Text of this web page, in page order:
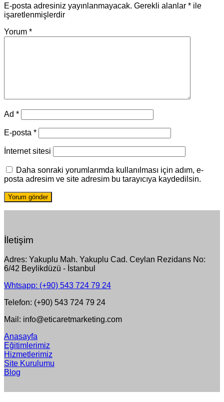
E-posta adresiniz yayınlanmayacak. Gerekli alanlar * ile
işaretlenmişlerdir
Yorum *
Ad *
E-posta *
İnternet sitesi
Daha sonraki yorumlarımda kullanılması için adım, e-
posta adresim ve site adresim bu tarayıcıya kaydedilsin.
İletişim
Adres: Yakuplu Mah. Yakuplu Cad. Ceylan Rezidans No:
6/42 Beylikdüzü - İstanbul
Whtsapp: (+90) 543 724 79 24
Telefon: (+90) 543 724 79 24
Mail: info@eticaretmarketing.com
Anasayfa
Eğitimlerimiz
Hizmetlerimiz
Site Kurulumu
Blog